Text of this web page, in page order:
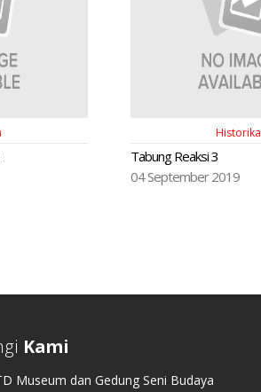
Historika
Tabung Reaksi 3
04 September 2019
Kami
Museum dan Gedung Seni Budaya